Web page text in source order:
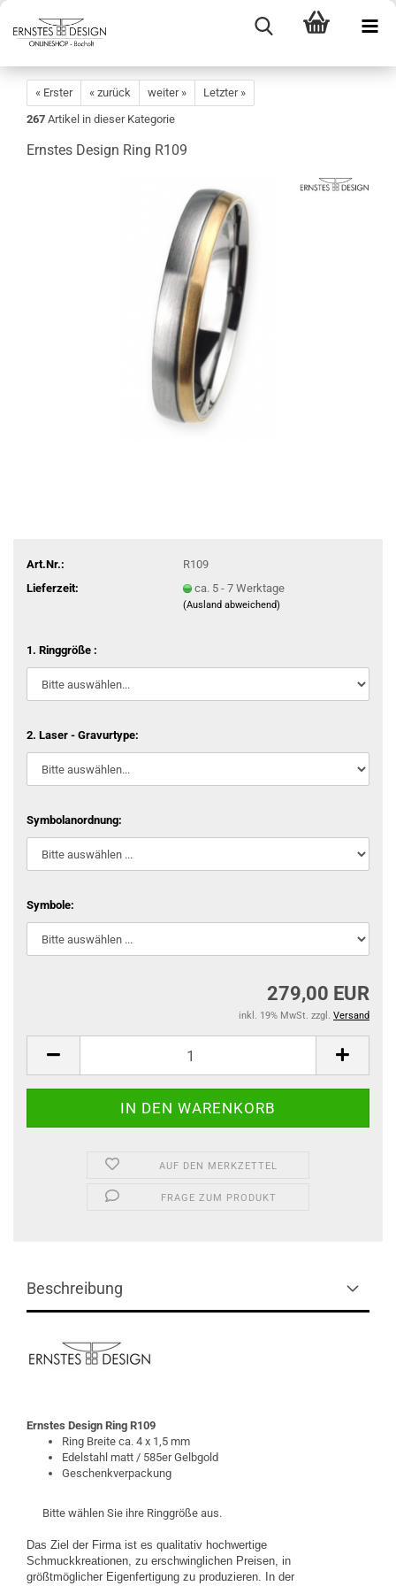
« Erster « zurück weiter »
Letzter »
267 Artikel in dieser Kategorie
Ernstes Design Ring R109
Art.Nr.:
R109
Lieferzeit:
ca. 5 - 7 Werktage
(Ausland abweichend)
1. Ringgröße :
2. Laser - Gravurtype:
Symbolanordnung:
Symbole:
279,00 EUR
inkl. 19% MwSt. zzgl. Versand
AUF DEN MERKZETTEL
FRAGE ZUM PRODUKT
Beschreibung
Ernstes Design Ring R109
Ring Breite ca. 4 x 1,5 mm
Edelstahl matt / 585er Gelbgold
Geschenkverpackung
Bitte wählen Sie ihre Ringgröße aus.
Das Ziel der Firma ist es qualitativ hochwertige
Schmuckkreationen, zu erschwinglichen Preisen, in
größtmöglicher Eigenfertigung zu produzieren. In der